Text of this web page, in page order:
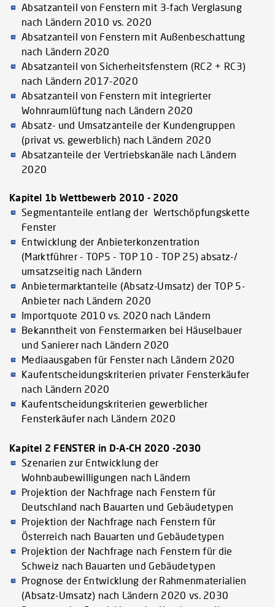
Absatzanteil von Fenstern mit 3-fach Verglasung
nach Ländern 2010 vs. 2020
Absatzanteil von Fenstern mit Außenbeschattung
nach Ländern 2020
Absatzanteil von Sicherheitsfenstern (RC2 + RC3)
nach Ländern 2017-2020
Absatzanteil von Fenstern mit integrierter
Wohnraumlüftung nach Ländern 2020
Absatz- und Umsatzanteile der Kundengruppen
(privat vs. gewerblich) nach Ländern 2020
Absatzanteile der Vertriebskanäle nach Ländern
2020
Kapitel 1b Wettbewerb 2010 - 2020
Segmentanteile entlang der Wertschöpfungskette
Fenster
Entwicklung der Anbieterkonzentration
(Marktführer - TOP5 - TOP 10 - TOP 25) absatz-/
umsatzseitig nach Ländern
Anbietermarktanteile (Absatz-Umsatz) der TOP 5-
Anbieter nach Ländern 2020
Importquote 2010 vs. 2020 nach Ländern
Bekanntheit von Fenstermarken bei Häuselbauer
und Sanierer nach Ländern 2020
Mediaausgaben für Fenster nach Ländern 2020
Kaufentscheidungskriterien privater Fensterkäufer
nach Ländern 2020
Kaufentscheidungskriterien gewerblicher
Fensterkäufer nach Ländern 2020
Kapitel 2 FENSTER in D-A-CH 2020 -2030
Szenarien zur Entwicklung der
Wohnbaubewilligungen nach Ländern
Projektion der Nachfrage nach Fenstern für
Deutschland nach Bauarten und Gebäudetypen
Projektion der Nachfrage nach Fenstern für
Österreich nach Bauarten und Gebäudetypen
Projektion der Nachfrage nach Fenstern für die
Schweiz nach Bauarten und Gebäudetypen
Prognose der Entwicklung der Rahmenmaterialien
(Absatz-Umsatz) nach Ländern 2020 vs. 2030